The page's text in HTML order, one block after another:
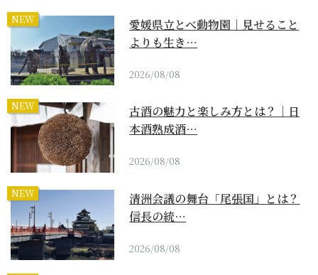
NEW
愛媛県立とべ動物園｜見せること
よりも生き…
2026/08/08
NEW
古酒の魅力と楽しみ方とは？｜日
本酒熟成酒…
2026/08/08
NEW
清洲会議の舞台「尾張国」とは？
信長の統…
2026/08/08